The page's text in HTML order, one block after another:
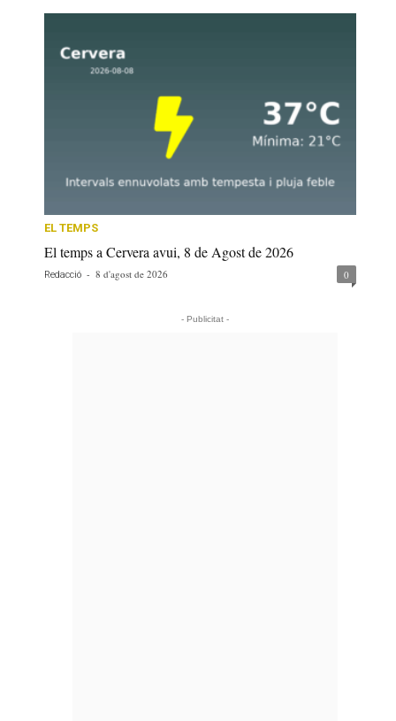
EL TEMPS
El temps a Cervera avui, 8 de Agost de 2026
Redacció - 8 d'agost de 2026 0
- Publicitat -